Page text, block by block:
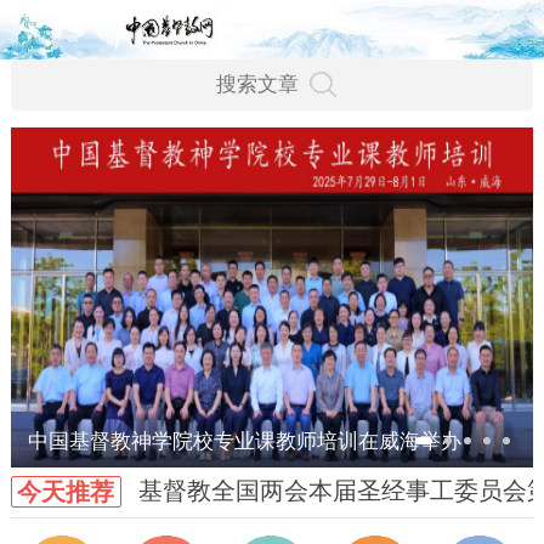
中国基督教神学院校专业课教师培训在威海举办
今天推荐 基督教全国两会本届圣经事工委员会